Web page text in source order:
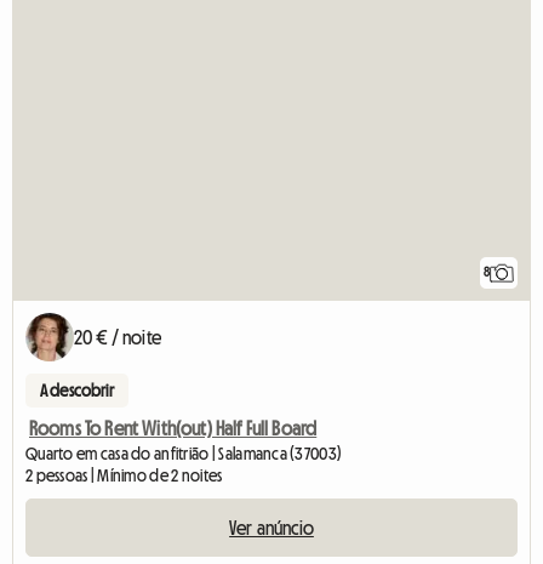
8
20 € / noite
A descobrir
Rooms To Rent With(out) Half Full Board
Quarto em casa do anfitrião | Salamanca (37003)
2 pessoas | Mínimo de 2 noites
Ver anúncio